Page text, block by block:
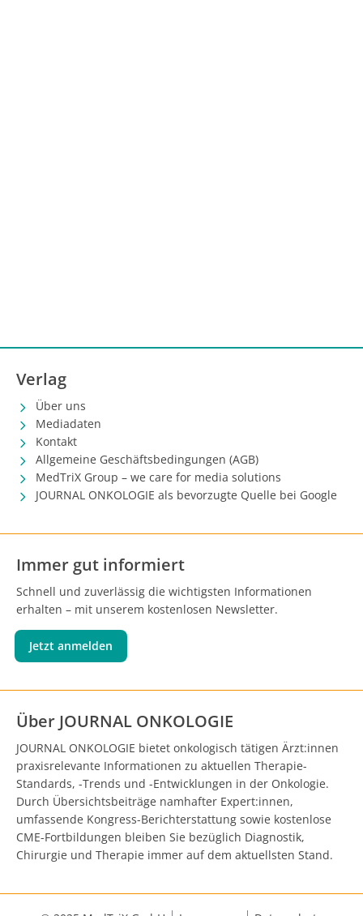
Verlag
Über uns
Mediadaten
Kontakt
Allgemeine Geschäftsbedingungen (AGB)
MedTriX Group – we care for media solutions
JOURNAL ONKOLOGIE als bevorzugte Quelle bei Google
Immer gut informiert
Schnell und zuverlässig die wichtigsten Informationen
erhalten – mit unserem kostenlosen Newsletter.
Jetzt anmelden
Über JOURNAL ONKOLOGIE
JOURNAL ONKOLOGIE bietet onkologisch tätigen Ärzt:innen
praxisrelevante Informationen zu aktuellen Therapie-
Standards, -Trends und -Entwicklungen in der Onkologie.
Durch Übersichtsbeiträge namhafter Expert:innen,
umfassende Kongress-Berichterstattung sowie kostenlose
CME-Fortbildungen bleiben Sie bezüglich Diagnostik,
Chirurgie und Therapie immer auf dem aktuellsten Stand.